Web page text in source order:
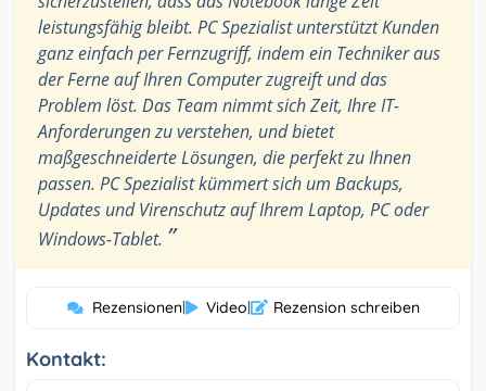
leistungsfähig bleibt. PC Spezialist unterstützt Kunden
ganz einfach per Fernzugriff, indem ein Techniker aus
der Ferne auf Ihren Computer zugreift und das
Problem löst. Das Team nimmt sich Zeit, Ihre IT-
Anforderungen zu verstehen, und bietet
maßgeschneiderte Lösungen, die perfekt zu Ihnen
passen. PC Spezialist kümmert sich um Backups,
Updates und Virenschutz auf Ihrem Laptop, PC oder
Windows-Tablet. ”
Rezensionen| Video| Rezension schreiben
Kontakt: